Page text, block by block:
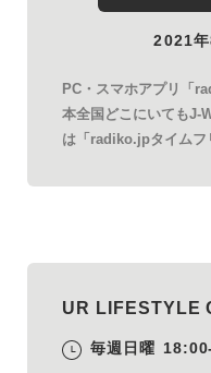
2021
PC・スマホアプリ「
本全国どこにいてもJ-
は「radiko.jpタイムフ
UR LIFESTYLE
毎週日曜